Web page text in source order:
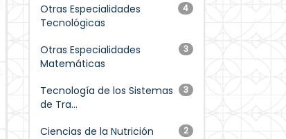
4
Otras Especialidades
Tecnológicas
3
Otras Especialidades
Matemáticas
3
Tecnología de los Sistemas
de Tra...
2
Ciencias de la Nutrición